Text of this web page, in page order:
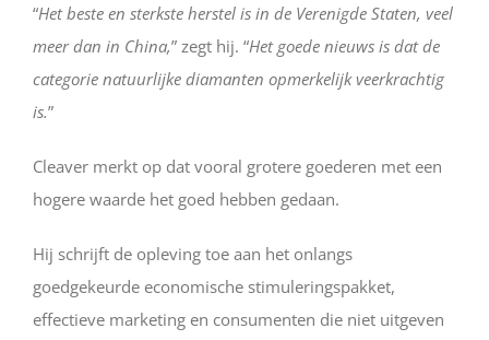
“Het beste en sterkste herstel is in de Verenigde Staten, veel
meer dan in China,” zegt hij. “Het goede nieuws is dat de
categorie natuurlijke diamanten opmerkelijk veerkrachtig
is.”
Cleaver merkt op dat vooral grotere goederen met een
hogere waarde het goed hebben gedaan.
Hij schrijft de opleving toe aan het onlangs
goedgekeurde economische stimuleringspakket,
effectieve marketing en consumenten die niet uitgeven